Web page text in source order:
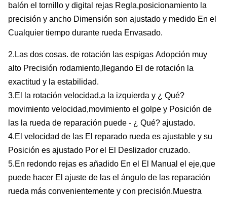
balón el tornillo y digital rejas Regla,posicionamiento la
precisión y ancho Dimensión son ajustado y medido En el
Cualquier tiempo durante rueda Envasado.
2. Las dos cosas. de rotación las espigas Adopción muy
alto Precisión rodamiento, llegando El de rotación la
exactitud y la estabilidad.
3.El la rotación velocidad,a la izquierda y ¿ Qué?
movimiento velocidad,movimiento el golpe y Posición de
las la rueda de reparación puede - ¿ Qué? ajustado.
4.El velocidad de las El reparado rueda es ajustable y su
Posición es ajustado Por el El Deslizador cruzado.
5.En redondo rejas es añadido En el El Manual el eje,que
puede hacer El ajuste de las el ángulo de las reparación
rueda más convenientemente y con precisión.Muestra